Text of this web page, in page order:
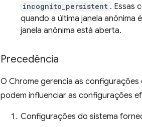
incognito_persistent . Essas
quando a última janela anônima
janela anônima está aberta.
Precedência
O Chrome gerencia as
podem influenciar as configurações
Configurações do sistema